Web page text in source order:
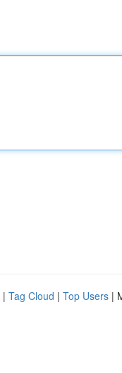
| Tag Cloud | Top Users |